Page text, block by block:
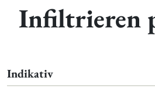
Infiltrieren
Indikativ